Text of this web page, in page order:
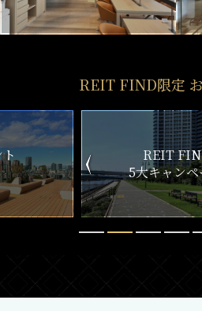
REIT FIND限定
ン
リアルタ
更新一覧チ